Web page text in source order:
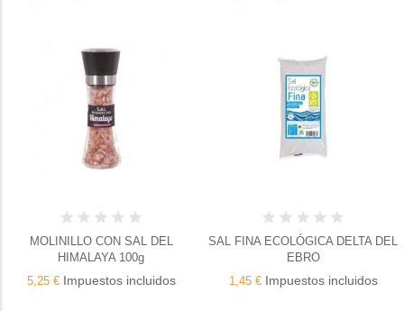
MOLINILLO CON SAL DEL
HIMALAYA 100g
5,25 €Impuestos incluidos
SAL FINA ECOLÓGICA DELTA DEL
EBRO
1,45 €Impuestos incluidos